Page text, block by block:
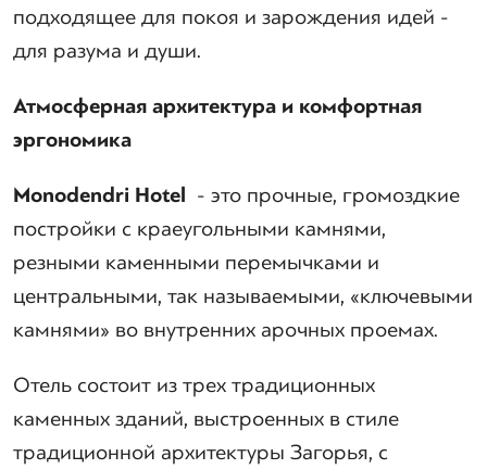
подходящее для покоя и зарождения идей -
для разума и души.
Атмосферная архитектура и комфортная
эргономика
Monodendri Hotel - это прочные, громоздкие
постройки с краеугольными камнями,
резными каменными перемычками и
центральными, так называемыми, «ключевыми
камнями» во внутренних арочных проемах.
Отель состоит из трех традиционных
каменных зданий, выстроенных в стиле
традиционной архитектуры Загорья, с